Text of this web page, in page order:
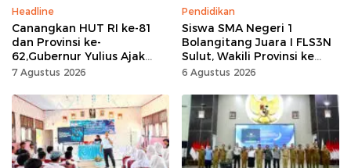
Headline
Canangkan HUT RI ke-81
dan Provinsi ke-
62,Gubernur Yulius Ajak
Seluruh Masyarakat
Kemerdekaan Momentum
Kerja Keras
7 Agustus 2026
Pendidikan
Siswa SMA Negeri 1
Bolangitang Juara I FLS3N
Sulut, Wakili Provinsi ke
Tingkat Nasional
6 Agustus 2026